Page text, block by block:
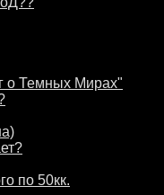
о Темных Мирах"
по 50кк.